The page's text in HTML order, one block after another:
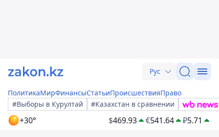
Рус
ПолитикаМирФинансыСтатьиПроисшествияПраво
#Выборы в Курултай
#Казахстан в сравнении
+30° $469.93 €541.64 ₽5.71